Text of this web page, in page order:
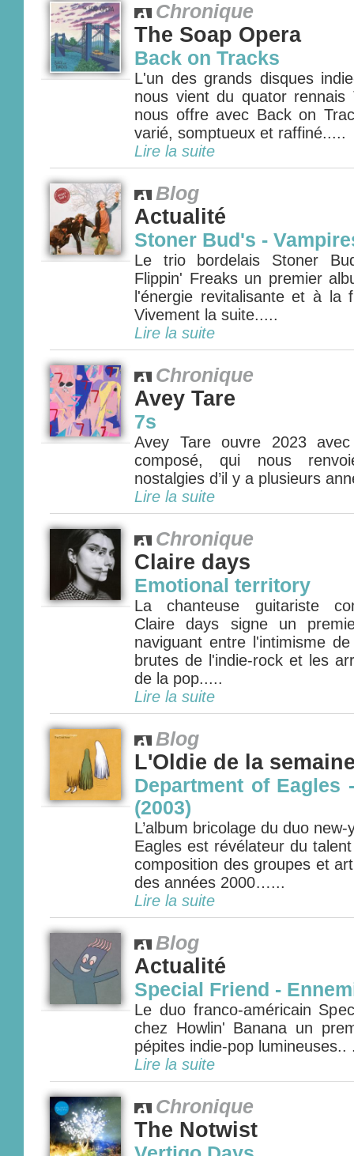
Chronique
The Soap Opera
Back on Tracks
L'un des grands disques
nous vient du quator rennais
nous offre avec Back on
varié, somptueux et raffiné.....
Lire la suite
Blog
Actualité
Stoner Bud's -
Le trio bordelais Stoner
Flippin' Freaks un premier
l'énergie revitalisante et à la
Vivement la suite.....
Lire la suite
Chronique
Avey Tare
7s
Avey Tare ouvre 2023
composé, qui nous
nostalgies d’il y a plusieurs
Lire la suite
Chronique
Claire days
Emotional territory
La chanteuse guitariste
Claire days signe un
naviguant entre l'intimisme
brutes de l'indie-rock et les
de la pop.....
Lire la suite
Blog
L'Oldie de la
Department of Eagles
(2003)
L’album bricolage du duo
Eagles est révélateur du
composition des groupes et
des années 2000…...
Lire la suite
Blog
Actualité
Special Friend -
Le duo franco-américain
chez Howlin' Banana un
pépites indie-pop lumineuses..
Lire la suite
Chronique
The Notwist